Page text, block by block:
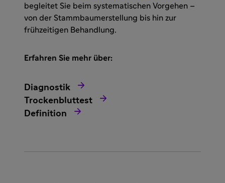
begleitet Sie beim systematischen Vorgehen –
von der Stammbaumerstellung bis hin zur
frühzeitigen Behandlung.
Erfahren Sie mehr über:
Diagnostik 
Trockenbluttest 
Definition 